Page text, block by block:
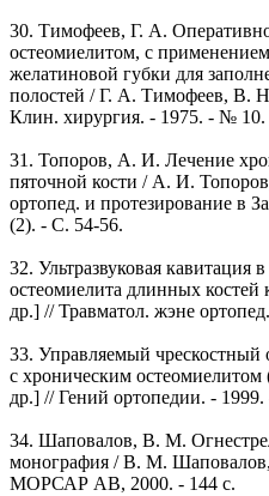
30. Тимофеев, Г. А.
остеомиелитом, с
желатиновой губки для
полостей / Г. А. Тимофеев, В.
Клин. хирургия. - 1975. - № 10.
31. Топоров, А. И. Лечение
пяточной кости / А. И.
ортопед. и протезирование в
(2). - C. 54-56.
32. Ультразвуковая кавитация
остеомиелита длинных
др.] // Травматол. жэне
33. Управляемый чрескостный
с хроническим
др.] // Гений ортопедии. -
34. Шаповалов, В. М.
монография / В. М.
МОРСАР АВ, 2000. - 144 с.